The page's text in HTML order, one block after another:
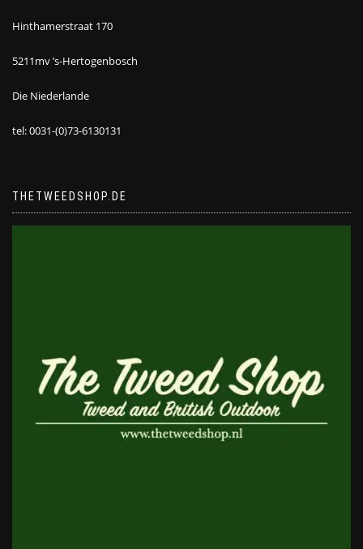
Hinthamerstraat 170
5211mv ’s-Hertogenbosch
Die Niederlande
tel: 0031-(0)73-6130131
THETWEEDSHOP.DE